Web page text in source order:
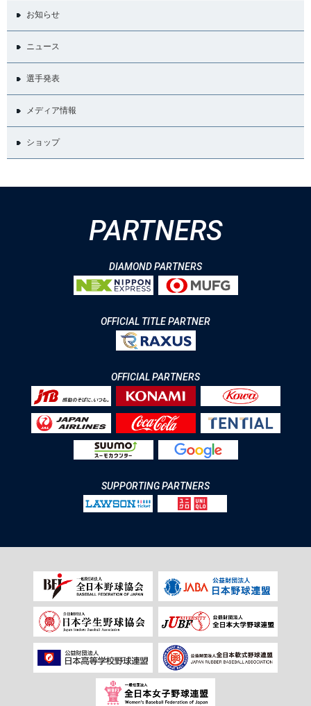
お知らせ
ニュース
選手発表
メディア情報
ショップ
PARTNERS
DIAMOND PARTNERS
OFFICIAL TITLE PARTNER
OFFICIAL PARTNERS
SUPPORTING PARTNERS